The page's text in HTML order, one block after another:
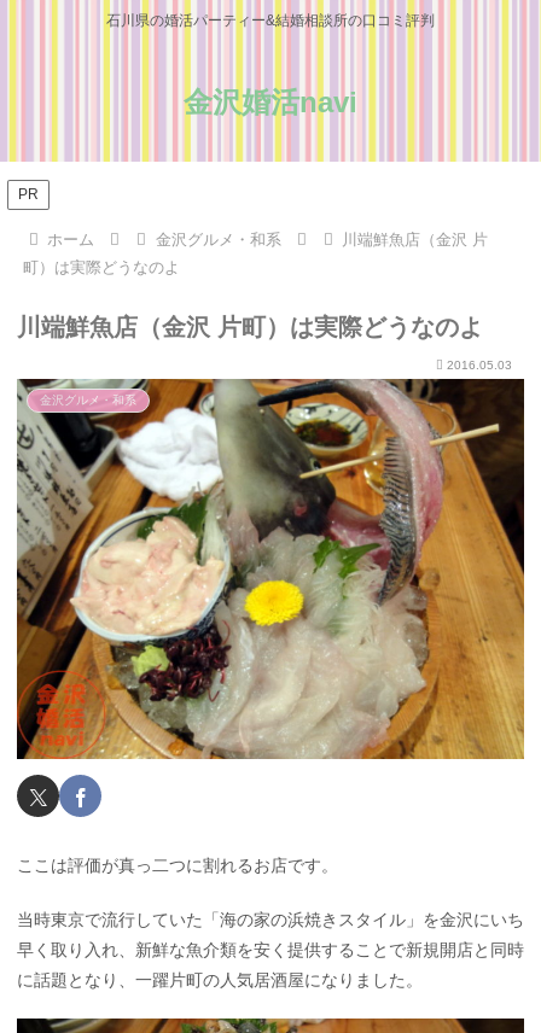
石川県の婚活パーティー&結婚相談所の口コミ評判
金沢婚活navi
PR
ホーム 金沢グルメ・和系
川端鮮魚店（金沢 片
町）は実際どうなのよ
川端鮮魚店（金沢 片町）は実際どうなのよ
2016.05.03
金沢グルメ・和系
ここは評価が真っ二つに割れるお店です。
当時東京で流行していた「海の家の浜焼きスタイル」を金沢にいち
早く取り入れ、新鮮な魚介類を安く提供することで新規開店と同時
に話題となり、一躍片町の人気居酒屋になりました。